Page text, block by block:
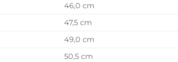
46,0 cm
47,5 cm
49,0 cm
50,5 cm